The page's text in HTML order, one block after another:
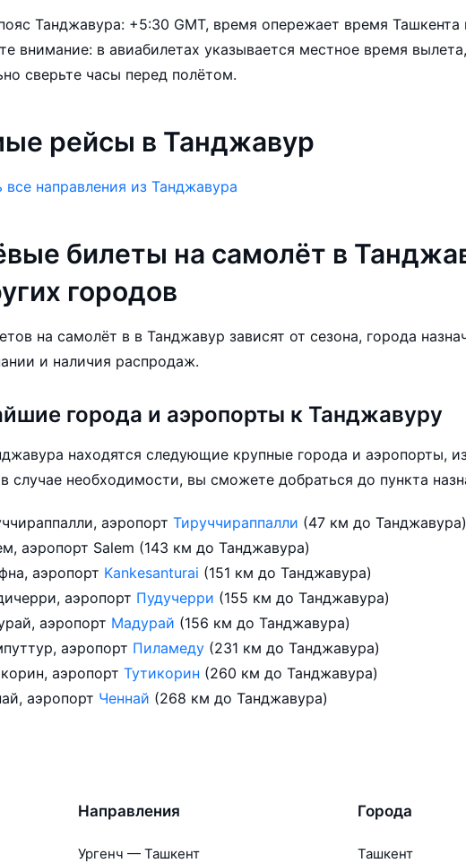
Танджавура: +5:30 GMT, время опережает время Ташкента
внимание: в авиабилетах указывается местное время вылета,
сверьте часы перед полётом.
рейсы в Танджавур
все направления из Танджавура
билеты на самолёт в
городов
на самолёт в в Танджавур зависят от сезона, города
и наличия распродаж.
города и аэропорты к Танджавуру
находятся следующие крупные города и аэропорты,
случае необходимости, вы сможете добраться до пункта
аэропортТируччираппалли (47 км до Танджавура)
аэропорт Salem (143 км до Танджавура)
аэропорт Kankesanturai (151 км до Танджавура)
аэропорт Пудучерри (155 км до Танджавура)
аэропорт Мадурай (156 км до Танджавура)
аэропорт Пиламеду (231 км до Танджавура)
аэропортТутикорин (260 км до Танджавура)
аэропорт Ченнай (268 км до Танджавура)
Направления
Ургенч — Ташкент
Города
Ташкент